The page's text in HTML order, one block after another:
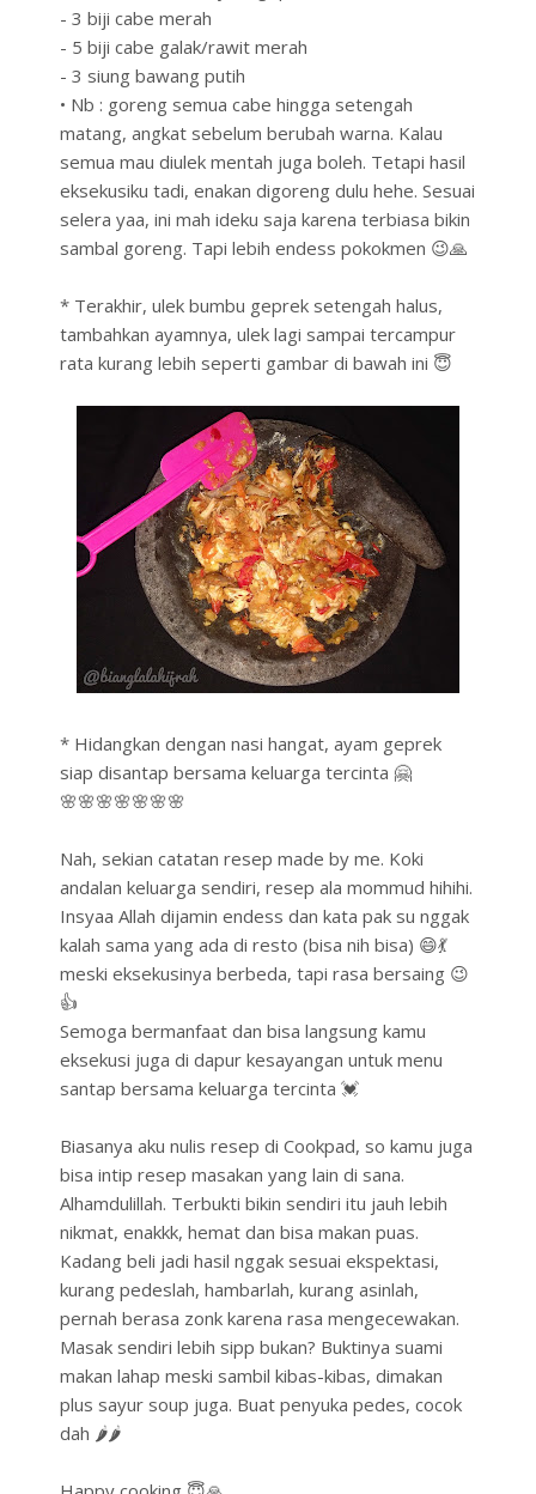
- 3 biji cabe merah
- 5 biji cabe galak/rawit merah
- 3 siung bawang putih
• Nb : goreng semua cabe hingga setengah
matang, angkat sebelum berubah warna. Kalau
semua mau diulek mentah juga boleh. Tetapi hasil
eksekusiku tadi, enakan digoreng dulu hehe. Sesuai
selera yaa, ini mah ideku saja karena terbiasa bikin
sambal goreng. Tapi lebih endess pokokmen 😉🙏
* Terakhir, ulek bumbu geprek setengah halus,
tambahkan ayamnya, ulek lagi sampai tercampur
rata kurang lebih seperti gambar di bawah ini 😇
* Hidangkan dengan nasi hangat, ayam geprek
siap disantap bersama keluarga tercinta 🤗
🌸🌸🌸🌸🌸🌸🌸
Nah, sekian catatan resep made by me. Koki
andalan keluarga sendiri, resep ala mommud hihihi.
Insyaa Allah dijamin endess dan kata pak su nggak
kalah sama yang ada di resto (bisa nih bisa) 😄💃
meski eksekusinya berbeda, tapi rasa bersaing 😉
👍
Semoga bermanfaat dan bisa langsung kamu
eksekusi juga di dapur kesayangan untuk menu
santap bersama keluarga tercinta 💓
Biasanya aku nulis resep di Cookpad, so kamu juga
bisa intip resep masakan yang lain di sana.
Alhamdulillah. Terbukti bikin sendiri itu jauh lebih
nikmat, enakkk, hemat dan bisa makan puas.
Kadang beli jadi hasil nggak sesuai ekspektasi,
kurang pedeslah, hambarlah, kurang asinlah,
pernah berasa zonk karena rasa mengecewakan.
Masak sendiri lebih sipp bukan? Buktinya suami
makan lahap meski sambil kibas-kibas, dimakan
plus sayur soup juga. Buat penyuka pedes, cocok
dah 🌶🌶